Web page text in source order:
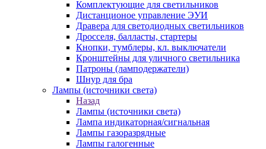
Комплектующие для светильников
Дистанционое управление ЭУИ
Дравера для светодиодных светильников
Дросселя, балласты, стартеры
Кнопки, тумблеры, кл. выключатели
Кронштейны для уличного светильника
Патроны (ламподержатели)
Шнур для бра
Лампы (источники света)
Назад
Лампы (источники света)
Лампа индикаторная/сигнальная
Лампы газоразрядные
Лампы галогенные